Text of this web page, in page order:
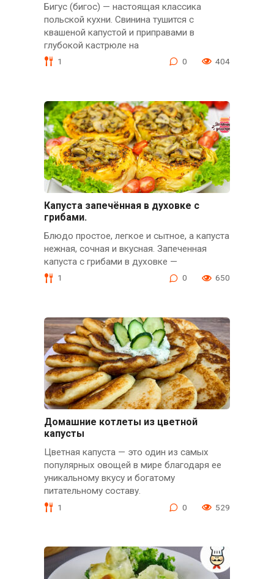
Бигус (бигос) — настоящая классика
польской кухни. Свинина тушится с
квашеной капустой и приправами в
глубокой кастрюле на
1 0 404
Капуста запечённая в духовке с
грибами.
Блюдо простое, легкое и сытное, а капуста
нежная, сочная и вкусная. Запеченная
капуста с грибами в духовке —
1 0 650
Домашние котлеты из цветной
капусты
Цветная капуста — это один из самых
популярных овощей в мире благодаря ее
уникальному вкусу и богатому
питательному составу.
1 0 529